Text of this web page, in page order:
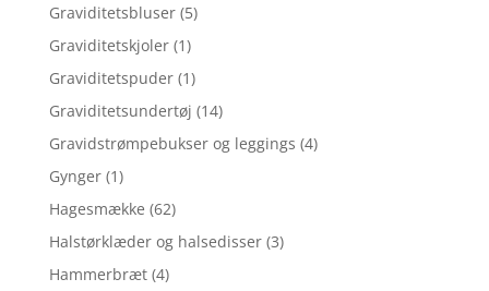
Graviditetsbluser (5)
Graviditetskjoler (1)
Graviditetspuder (1)
Graviditetsundertøj (14)
Gravidstrømpebukser og leggings (4)
Gynger (1)
Hagesmække (62)
Halstørklæder og halsedisser (3)
Hammerbræt (4)